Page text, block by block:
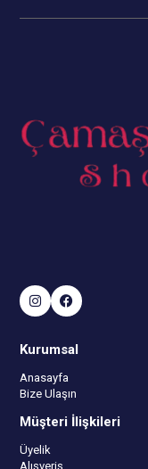
Kurumsal
Anasayfa
Bize Ulaşın
Müşteri İlişkileri
Üyelik
Alışveriş